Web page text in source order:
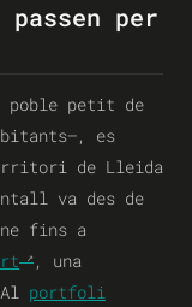
per
poble petit de
es
de Lleida
va des de
fins a
, una
portfoli